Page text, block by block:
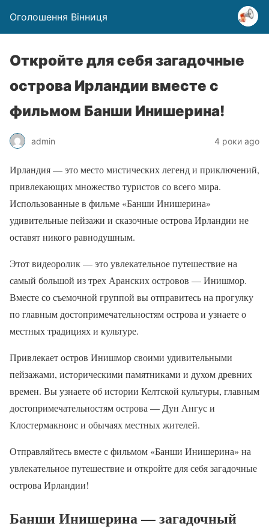
Оголошення Вінниця
Откройте для себя загадочные
острова Ирландии вместе с
фильмом Банши Инишерина!
admin 4 роки ago
Ирландия — это место мистических легенд и приключений,
привлекающих множество туристов со всего мира.
Использованные в фильме «Банши Инишерина»
удивительные пейзажи и сказочные острова Ирландии не
оставят никого равнодушным.
Этот видеоролик — это увлекательное путешествие на
самый большой из трех Аранских островов — Инишмор.
Вместе со съемочной группой вы отправитесь на прогулку
по главным достопримечательностям острова и узнаете о
местных традициях и культуре.
Привлекает остров Инишмор своими удивительными
пейзажами, историческими памятниками и духом древних
времен. Вы узнаете об истории Келтской культуры, главным
достопримечательностям острова — Дун Ангус и
Клостермакноис и обычаях местных жителей.
Отправляйтесь вместе с фильмом «Банши Инишерина» на
увлекательное путешествие и откройте для себя загадочные
острова Ирландии!
Банши Инишерина — загадочный